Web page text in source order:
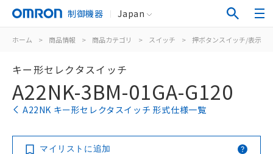
制御機器 Japan
ホーム > 商品情報 > 商品カテゴリ > スイッチ > 押ボタンスイッチ/表示灯
キー形セレクタスイッチ
A22NK-3BM-01GA-G120
A22NK キー形セレクタスイッチ 形式仕様一覧
マイリストに追加